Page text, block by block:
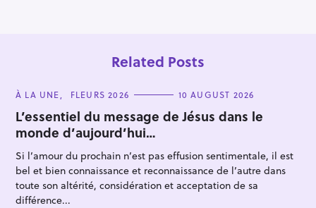
Related Posts
C
T
E
G
O
I
E
S
À LA UNE FLEURS 2026 10 AUGUST 2026
L’essentiel du message de Jésus dans le
monde d’aujourd’hui…
Si l’amour du prochain n’est pas effusion sentimentale, il est
bel et bien connaissance et reconnaissance de l’autre dans
toute son altérité, considération et acceptation de sa
différence...